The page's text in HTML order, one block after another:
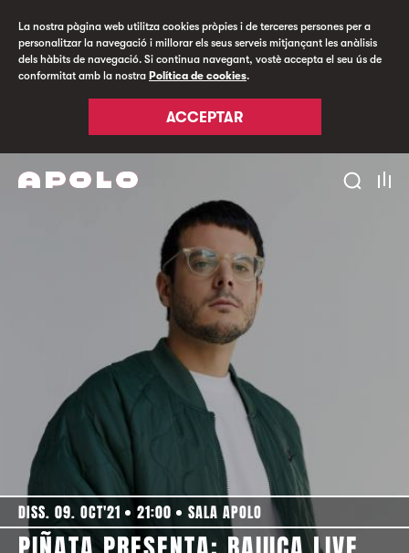
La nostra pàgina web utilitza cookies pròpies i de terceres persones per a
personalitzar la navegació i millorar els seus serveis mitjançant les anàlisis
dels hàbits de navegació. Si continua navegant, vostè accepta el seu ús de
conformitat amb la nostra Política de cookies.
ACCEPTAR
DISS. 09. OCT'21 21:00 SALA APOLO